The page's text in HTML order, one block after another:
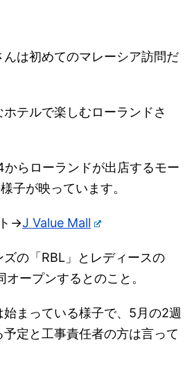
は初めてのマレーシア訪問だ
テルで楽しむローランドさ
らローランドが出店するモー
子が映っています。
→J Value Mall
の「RBL」とレディースの
オープンするとのこと。
まっている様子で、5月の2週
定と工事責任者の方は言って